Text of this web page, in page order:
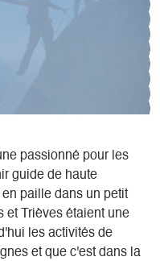
passionné pour les
guide de haute
paille dans un petit
et Trièves étaient une
les activités de
et que c'est dans la